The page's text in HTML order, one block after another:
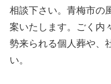
相談下さい。青梅市の
案いたします。ごく内
勢来られる個人葬や、
い。